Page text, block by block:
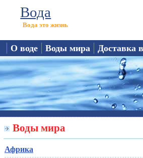
Вода
Вода это жизнь
О воде Воды мира Доставка
Воды мира
Африка